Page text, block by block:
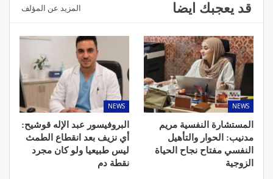
قد يعجبك ايضا المزيد عن المؤلف
NEWS
المستشارة النفسية مريم
مدنيب: الحوار والتأهيل
النفسي مفتاح نجاح الحياة
الزوجية
NEWS
البروفيسور عبد الإله قوشيح:
أي نزيف بعد انقطاع الطمث
ليس طبيعيا ولو كان مجرد
نقطة دم